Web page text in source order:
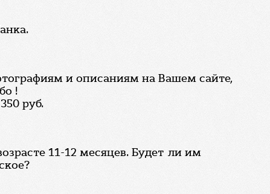
и описаниям на Вашем сайте,
!
руб.
11-12 месяцев. Будет ли им